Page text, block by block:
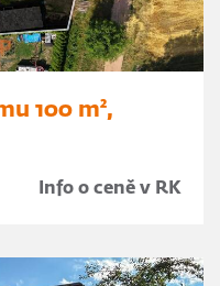
100 m²,
Info o ceně v RK